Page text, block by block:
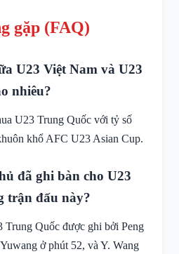
gặp (FAQ)
U23 Việt Nam và U23
nhiêu?
U23 Trung Quốc với tỷ số
khổ AFC U23 Asian Cup.
đã ghi bàn cho U23
trận đấu này?
Trung Quốc được ghi bởi Peng
ở phút 52, và Y. Wang